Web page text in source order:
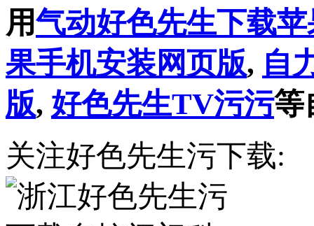
用气动好色先生下载
果手机安装网页版, 自
版, 好色先生TV污污等
关注好色先生污下载: